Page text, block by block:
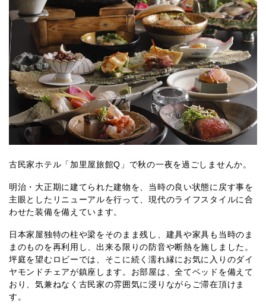
古民家ホテル「加里屋旅館Q」で秋の一夜を過ごしませんか。
明治・大正期に建てられた建物を、当時の良い状態に戻す事を
主眼としたリニューアルを行って、現代のライフスタイルに合
わせた装備を備えています。
日本家屋独特の柱や梁をそのまま残し、建具や家具も当時のま
まのものを再利用し、出来る限りの防音や断熱を施しました。
坪庭を望むロビーでは、そこに続く濡れ縁にお気に入りのダイ
ヤモンドチェアが鎮座します。お部屋は、全てベッドを備えて
おり、気兼ねなく古民家の雰囲気に浸りながらご滞在頂けま
す。